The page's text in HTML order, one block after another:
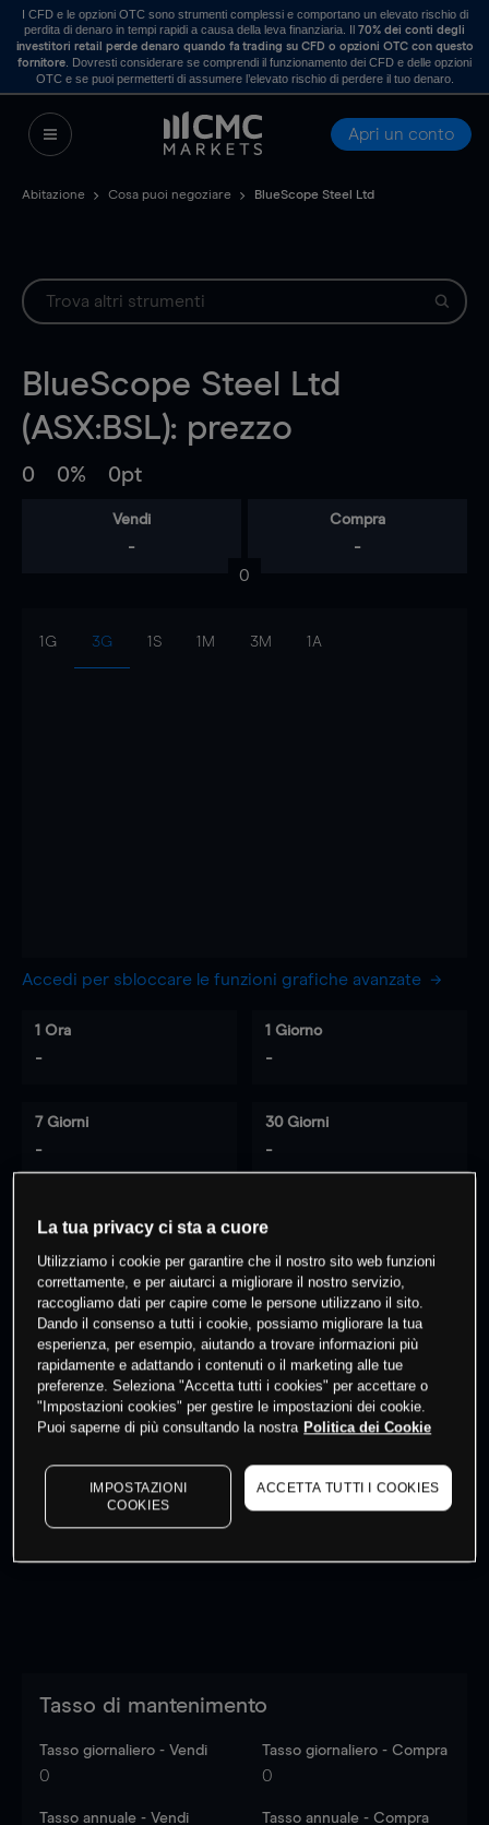
I CFD e le opzioni OTC sono strumenti complessi e comportano un elevato rischio di
perdita di denaro in tempi rapidi a causa della leva finanziaria. Il70% dei conti degli
investitori retail perde denaro quando fa trading su CFD o opzioni OTC con questo
fornitore . Dovresti considerare se comprendi il funzionamento dei CFD e delle opzioni
OTC e se puoi permetterti di assumere l’elevato rischio di perdere il tuo denaro.
Apri un conto
Abitazione Cosa puoi negoziare BlueScope Steel Ltd
BlueScope Steel Ltd
(ASX:BSL): prezzo
0 0% 0pt
Vendi
-
Compra
-
0
1G 3G 1S 1M 3M 1A
Accedi per sbloccare le funzioni grafiche avanzate
1 Ora
-
1 Giorno
-
7 Giorni
-
30 Giorni
-
% dei clienti hanno posizioni
questo prodotto
Fai trading
I prezzi sono solo indicativi. Accediper vedere gli ultimi
dati di mercato
to see latest market data
Tasso di mantenimento
Tasso giornaliero - Vendi
0
Tasso giornaliero - Compra
0
Tasso annuale - Vendi Tasso annuale - Compra
La tua privacy ci sta a cuore
Utilizziamo i cookie per garantire che il nostro sito web funzioni
correttamente, e per aiutarci a migliorare il nostro servizio,
raccogliamo dati per capire come le persone utilizzano il sito.
Dando il consenso a tutti i cookie, possiamo migliorare la tua
esperienza, per esempio, aiutando a trovare informazioni più
rapidamente e adattando i contenuti o il marketing alle tue
preferenze. Seleziona "Accetta tutti i cookies" per accettare o
"Impostazioni cookies" per gestire le impostazioni dei cookie.
Puoi saperne di più consultando la nostra Politica dei Cookie
IMPOSTAZIONI
COOKIES
ACCETTA TUTTI I COOKIES